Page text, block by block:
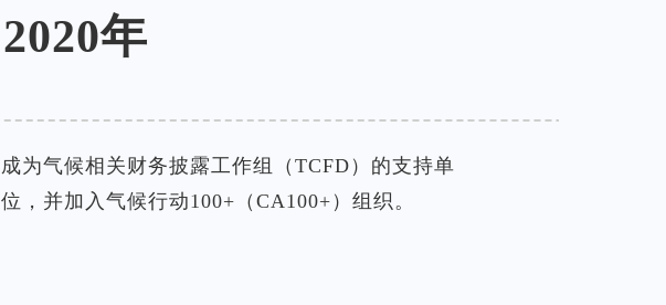
2020年
成为气候相关财务披露工作组（TCFD）的支持单
位，并加入气候行动100+（CA100+）组织。